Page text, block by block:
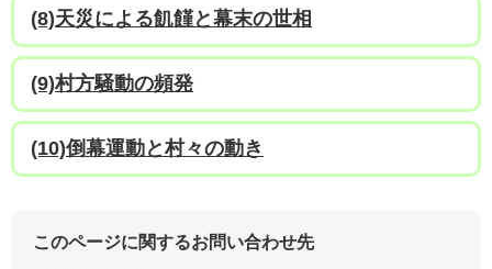
(8)天災による飢饉と幕末の世相
(9)村方騒動の頻発
(10)倒幕運動と村々の動き
このページに関するお問い合わせ先